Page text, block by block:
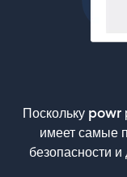
Поскольку powr
имеет самые
безопасности